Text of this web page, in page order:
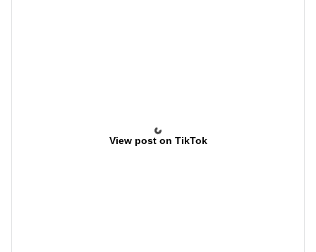
View post on TikTok